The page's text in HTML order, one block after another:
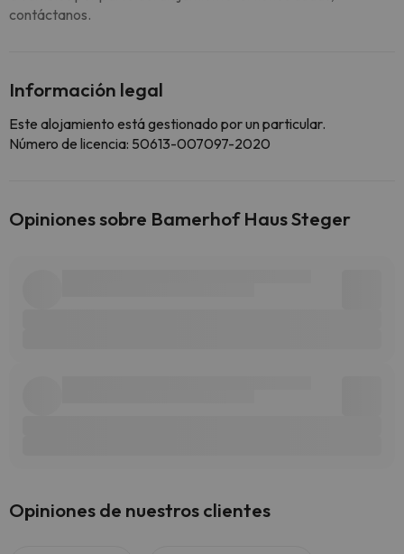
contáctanos.
Información legal
Este alojamiento está gestionado por un particular.
Número de licencia: 50613-007097-2020
Opiniones sobre Bamerhof Haus Steger
Opiniones de nuestros clientes